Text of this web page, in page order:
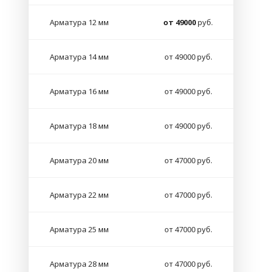
Арматура 12 мм от 49000руб.
Арматура 14 мм от 49000 руб.
Арматура 16 мм от 49000 руб.
Арматура 18 мм от 49000 руб.
Арматура 20 мм от 47000 руб.
Арматура 22 мм от 47000 руб.
Арматура 25 мм от 47000 руб.
Арматура 28 мм от 47000 руб.